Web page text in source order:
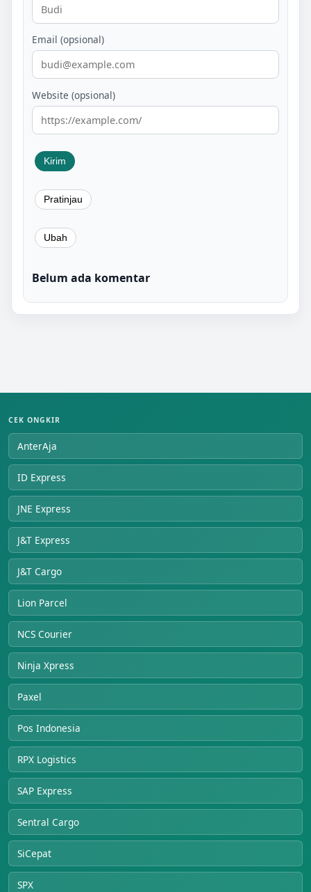
Email (opsional)
Website (opsional)
Belum ada komentar
CEK ONGKIR
AnterAja
ID Express
JNE Express
J&T Express
J&T Cargo
Lion Parcel
NCS Courier
Ninja Xpress
Paxel
Pos Indonesia
RPX Logistics
SAP Express
Sentral Cargo
SiCepat
SPX